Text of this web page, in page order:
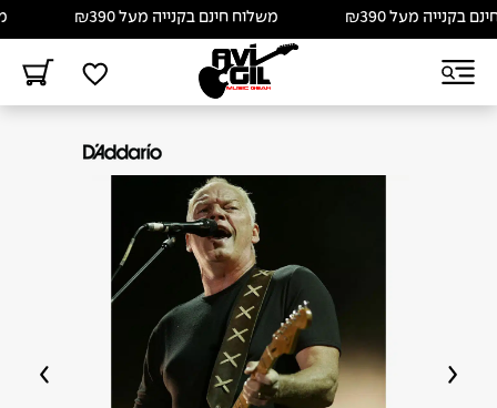
בקנייה מעל ₪390 משלוח חינם בקנייה מעל ₪390